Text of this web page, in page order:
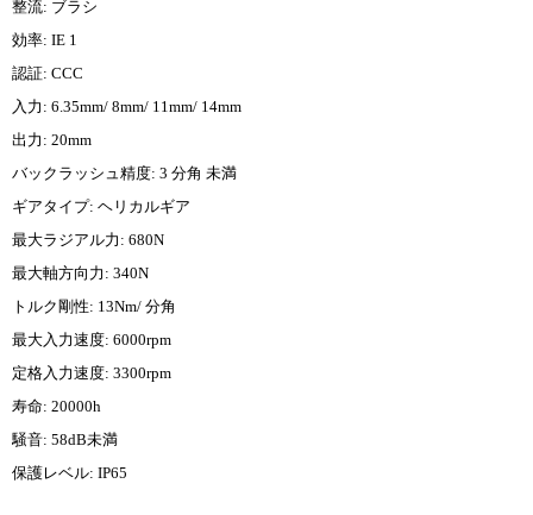
整流: ブラシ
効率: IE 1
認証: CCC
入力: 6.35mm/ 8mm/ 11mm/ 14mm
出力: 20mm
バックラッシュ精度: 3 分角 未満
ギアタイプ: ヘリカルギア
最大ラジアル力: 680N
最大軸方向力: 340N
トルク剛性: 13Nm/ 分角
最大入力速度: 6000rpm
定格入力速度: 3300rpm
寿命: 20000h
騒音: 58dB未満
保護レベル: IP65